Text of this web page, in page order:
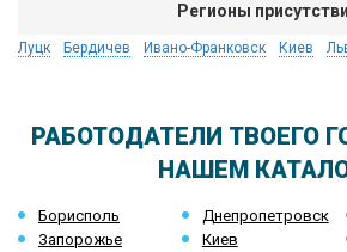
Регионы
Луцк Бердичев Ивано-Франковск Киев
РАБОТОДАТЕЛИ ТВОЕГО
НАШЕМ
Борисполь Днепропетровск
Запорожье
Киев